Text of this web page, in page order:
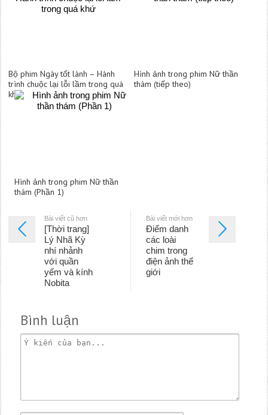
Bộ phim Ngày tốt lành – Hành
trình chuộc lại lỗi lầm trong quá
khứ
Hình ảnh trong phim Nữ thần
thám (tiếp theo)
Hình ảnh trong phim Nữ thần
thám (Phần 1)
Bài viết cũ hơn
[Thời trang]
Lý Nhã Kỳ
nhí nhảnh
với quần
yếm và kính
Nobita
Bài viết mới hơn
Điểm danh
các loài
chim trong
điện ảnh thế
giới
Bình luận